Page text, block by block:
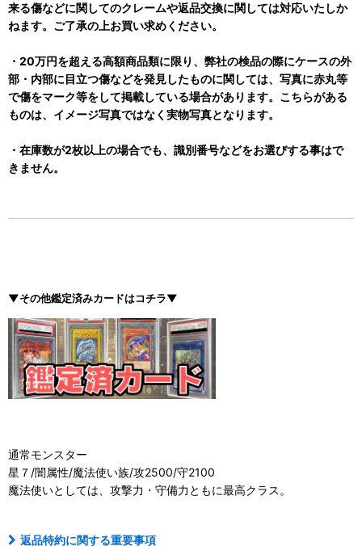
来る傷などに関してのクレームや返品交換に関しては対応いたしか
ねます。ご了承の上お買い求めください。
・20万円を超える高額商品類に限り、弊社の検品の際にケースの外
部・内部に目立つ傷などを発見したものに関しては、写真に赤丸等
で傷をマーク等をして掲載している場合があります。こちらがある
ものは、イメージ写真ではなく実物写真となります。
・在庫数が2枚以上の場合でも、識別番号などをお選びする事はで
きません。
▼その他鑑定済みカードはコチラ▼
通常モンスター
星７/闇属性/魔法使い族/攻2500/守2100
魔法使いとしては、攻撃力・守備力ともに最高クラス。
返品特約に関する重要事項